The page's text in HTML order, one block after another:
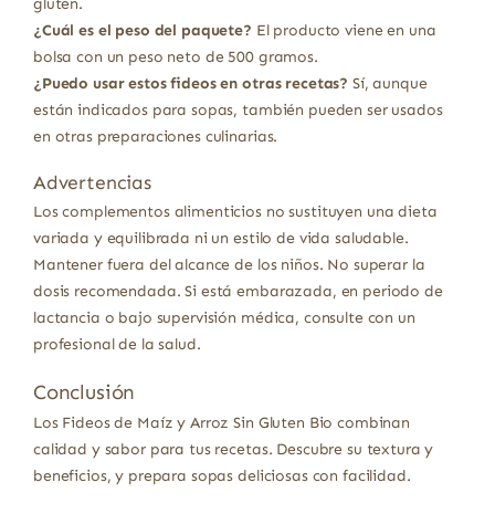
gluten.
¿Cuál es el peso del paquete? El producto viene en una
bolsa con un peso neto de 500 gramos.
¿Puedo usar estos fideos en otras recetas? Sí, aunque
están indicados para sopas, también pueden ser usados
en otras preparaciones culinarias.
Advertencias
Los complementos alimenticios no sustituyen una dieta
variada y equilibrada ni un estilo de vida saludable.
Mantener fuera del alcance de los niños. No superar la
dosis recomendada. Si está embarazada, en periodo de
lactancia o bajo supervisión médica, consulte con un
profesional de la salud.
Conclusión
Los Fideos de Maíz y Arroz Sin Gluten Bio combinan
calidad y sabor para tus recetas. Descubre su textura y
beneficios, y prepara sopas deliciosas con facilidad.